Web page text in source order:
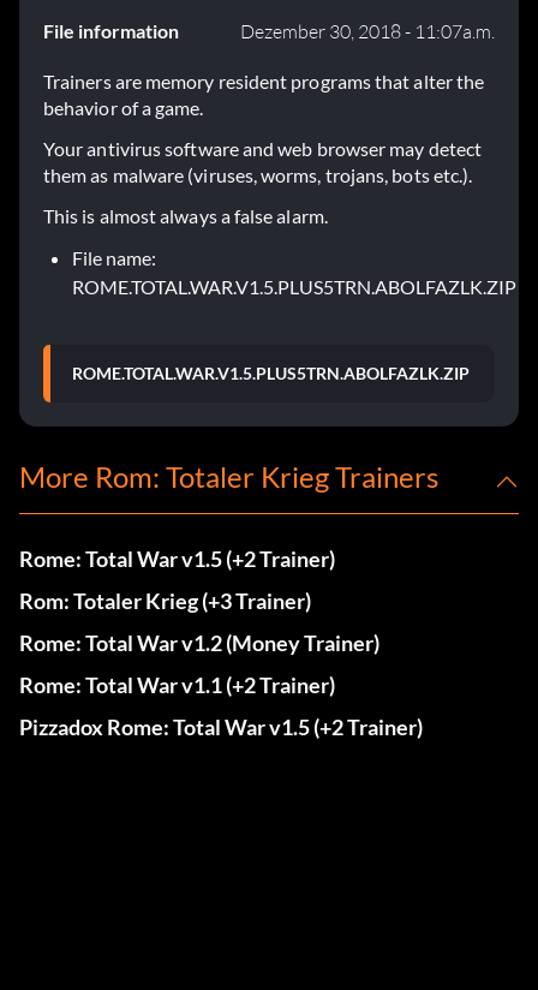
File information Dezember 30, 2018 - 11:07a.m.
Trainers are memory resident programs that alter the
behavior of a game.
Your antivirus software and web browser may detect
them as malware (viruses, worms, trojans, bots etc.).
This is almost always a false alarm.
File name:
ROME.TOTAL.WAR.V1.5.PLUS5TRN.ABOLFAZLK.ZIP
ROME.TOTAL.WAR.V1.5.PLUS5TRN.ABOLFAZLK.ZIP
More Rom: Totaler Krieg Trainers
Rome: Total War v1.5 (+2 Trainer)
Rom: Totaler Krieg (+3 Trainer)
Rome: Total War v1.2 (Money Trainer)
Rome: Total War v1.1 (+2 Trainer)
Pizzadox Rome: Total War v1.5 (+2 Trainer)